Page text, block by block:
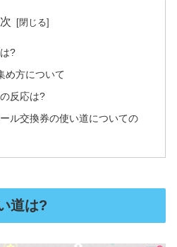
?
め方について
反応は?
ル交換券の使い道についての
道は?